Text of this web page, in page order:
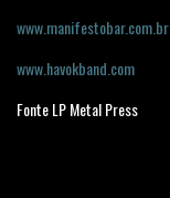
www.manifestobar.com.br
www.havokband.com
Fonte LP Metal Press